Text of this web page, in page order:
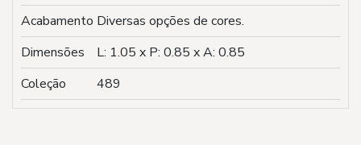
Acabamento Diversas opções de cores.
Dimensões
L: 1.05 x P: 0.85 x A: 0.85
Coleção
489